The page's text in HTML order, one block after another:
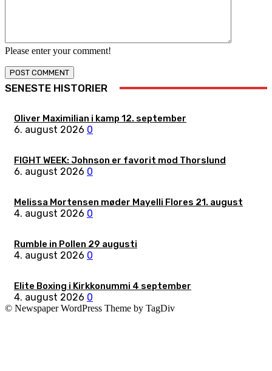
Please enter your comment!
SENESTE HISTORIER
Oliver Maximilian i kamp 12. september
6. august 2026 0
FIGHT WEEK: Johnson er favorit mod Thorslund
6. august 2026 0
Melissa Mortensen møder Mayelli Flores 21. august
4. august 2026 0
Rumble in Pollen 29 augusti
4. august 2026 0
Elite Boxing i Kirkkonummi 4 september
4. august 2026 0
© Newspaper WordPress Theme by TagDiv